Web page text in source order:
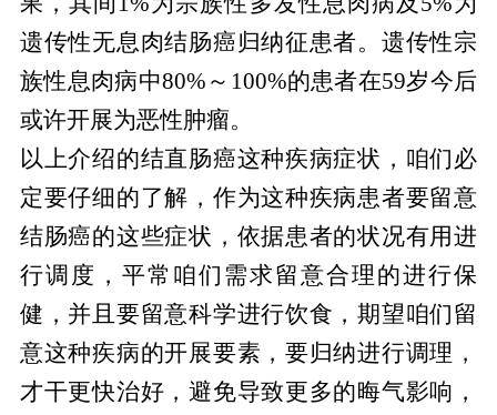
遗传性无息肉结肠癌归纳征患者。遗传性宗
族性息肉病中80%～100%的患者在59岁今后
或许开展为恶性肿瘤。
以上介绍的结直肠癌这种疾病症状，咱们必
定要仔细的了解，作为这种疾病患者要留意
结肠癌的这些症状，依据患者的状况有用进
行调度，平常咱们需求留意合理的进行保
健，并且要留意科学进行饮食，期望咱们留
意这种疾病的开展要素，要归纳进行调理，
才干更快治好，避免导致更多的晦气影响，